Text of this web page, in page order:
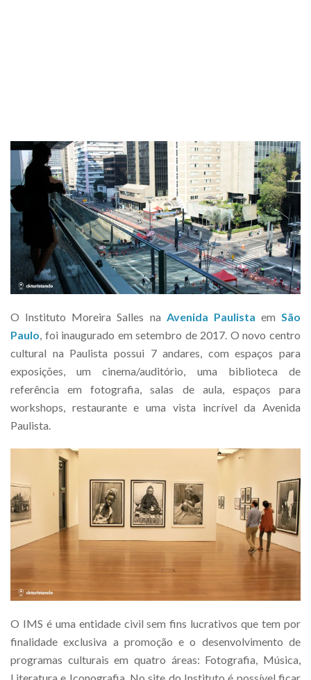
O Instituto Moreira Salles na Avenida Paulista em São
Paulo , foi inaugurado em setembro de 2017. O novo centro
cultural na Paulista possui 7 andares, com espaços para
exposições, um cinema/auditório, uma biblioteca de
referência em fotografia, salas de aula, espaços para
workshops, restaurante e uma vista incrível da Avenida
Paulista.
O IMS é uma entidade civil sem fins lucrativos que tem por
finalidade exclusiva a promoção e o desenvolvimento de
programas culturais em quatro áreas: Fotografia, Música,